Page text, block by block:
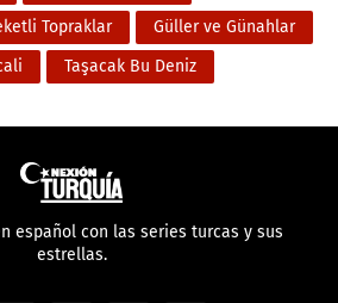
Topraklar
Güller ve Günahlar
Taşacak Bu Deniz
español con las series turcas y sus
estrellas.